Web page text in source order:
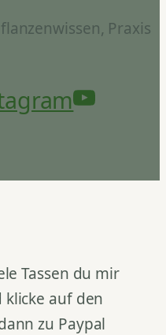
Praxis
Tassen du mir
auf den
zu Paypal